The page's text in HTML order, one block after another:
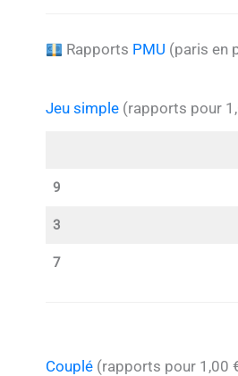
Rapports PMU (paris en
Jeu simple (rapports pour
9
3
7
Couplé (rapports pour 1,00